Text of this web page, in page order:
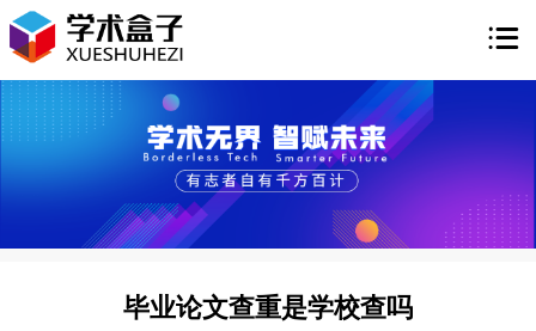

毕业论文查重是学校查吗